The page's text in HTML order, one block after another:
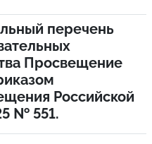
перечень
Просвещение
Российской
№ 551.